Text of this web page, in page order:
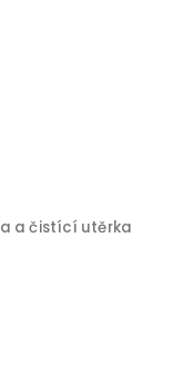
a čistící utěrka